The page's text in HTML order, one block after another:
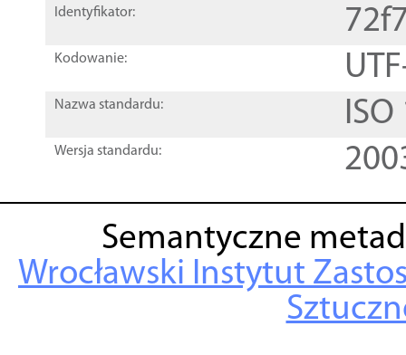
Identyfikator:
Kodowanie:
Nazwa standardu:
Wersja standardu:
Semantyczne
Wrocławski Instytut